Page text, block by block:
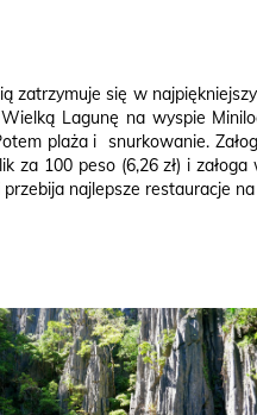
zatrzymuje się w
Lagunę na wyspie
plaża i snurkowanie.
za 100 peso (6,26 zł) i
najlepsze restauracje